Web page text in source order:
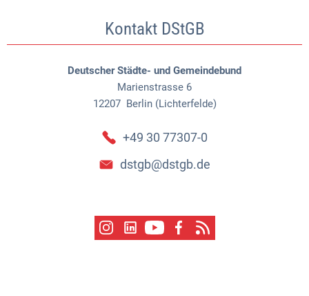
Kontakt DStGB
Deutscher Städte- und Gemeindebund
Marienstrasse 6
12207 Berlin (Lichterfelde)
+49 30 77307-0
dstgb@dstgb.de